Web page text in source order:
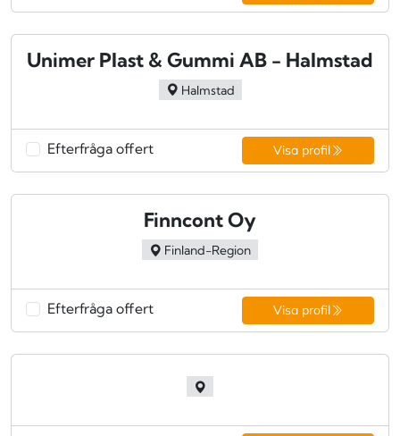
Unimer Plast & Gummi AB - Halmstad
Halmstad
Efterfråga offert Visa profil
Finncont Oy
Finland-Region
Efterfråga offert Visa profil